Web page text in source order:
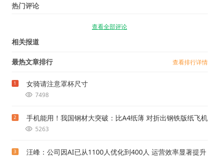
热门评论
查看全部评论
相关报道
最热文章排行 查看排行详情
1 女骑请注意罩杯尺寸
7498
2 手机能用！我国钢材大突破：比A4纸薄 对折出钢铁版纸飞机
5263
3 汪峰：公司因AI已从1100人优化到400人 运营效率显著提升